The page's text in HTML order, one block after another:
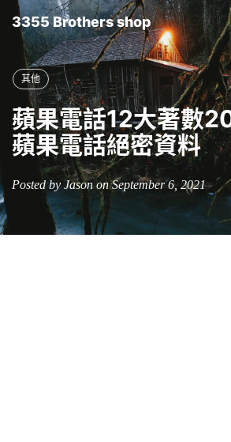
3355 Brothers shop
其他
蘋果電話12大著數
蘋果電話絕密資料
Posted by Jason on September 6, 2021